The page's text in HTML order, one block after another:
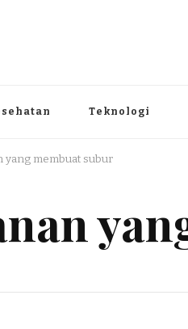
Teknologi
yang membuat subur